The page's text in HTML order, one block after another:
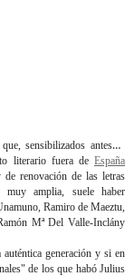
sensibilizados antes el
literario fuera de España
renovación de las letras
muy amplia, suele haber
Ramiro de Maeztu,
Mª Del Valle-Inclány
generación y si en
de los que habó Julius